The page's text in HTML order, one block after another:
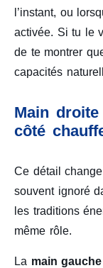
l’instant, ou
activée. Si tu le
de te montrer
capacités
Main
côté
Ce détail
souvent ignoré
les traditions
même rôle.
La main